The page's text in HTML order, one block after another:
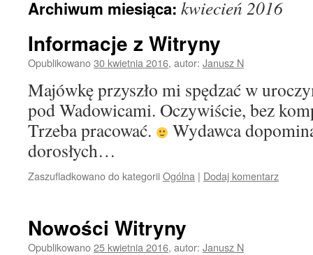
Archiwum miesiąca: kwiecień 2016
Informacje z Witryny
Opublikowano30 kwietnia 2016, autor: Janusz N
Majówkę przyszło mi spędzać w
pod Wadowicami. Oczywiście, bez
Trzeba pracować.
Wydawca
dorosłych…
Zaszufladkowano do kategoriiOgólna | Dodaj komentarz
Nowości Witryny
Opublikowano25 kwietnia 2016, autor: Janusz N